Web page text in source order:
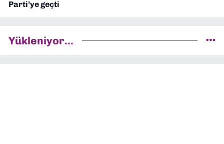
Parti’ye geçti
Yükleniyor...